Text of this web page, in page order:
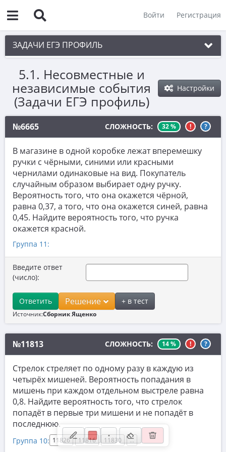
Войти Регистрация
ЗАДАЧИ ЕГЭ ПРОФИЛЬ
1. Планиметрия
2. Векторы
3. Стереометрия
4. Классическое определение вероятности
5. Теория вероятностей
5.1. Несовместные и независимые события
5.2. Условная и полная вероятность
6. Уравнения
7. Нахождение значений выражений
9. Задачи прикладного содержания
10. Текстовые задачи
11. Графики функций
12. Исследование функций
14. Стереометрия
15. Неравенства
16. Экономические задачи
17. Планиметрия
18. Параметры
19. Числа и их свойства
Настройки
5.1. Несовместные и
независимые события
(Задачи ЕГЭ профиль)
№6665 СЛОЖНОСТЬ: 32 % ! ?
В магазине в одной коробке лежат вперемешку
ручки с чёрными, синими или красными
чернилами одинаковые на вид. Покупатель
случайным образом выбирает одну ручку.
Вероятность того, что она окажется чёрной,
равна 0,37, а того, что она окажется синей, равна
0,45. Найдите вероятность того, что ручка
окажется красной.
Группа 11:
Введите ответ
(число):
Ответить Решение + в тест
Источник:Сборник Ященко
№11813 СЛОЖНОСТЬ: 14 % ! ?
Стрелок стреляет по одному разу в каждую из
четырёх мишеней. Вероятность попадания в
мишень при каждом отдельном выстреле равна
0,8. Найдите вероятность того, что стрелок
попадёт в первые три мишени и не попадёт в
последнюю.
Группа 10: 11826 11816 11830 ...